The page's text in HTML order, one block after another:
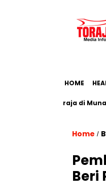
HOME
Toraja di Munas
Home /
Beri